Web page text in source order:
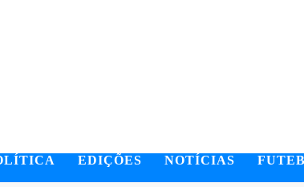
EDIÇÕES NOTÍCIAS